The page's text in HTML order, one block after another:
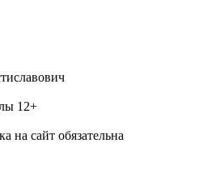
12+
на сайт обязательна